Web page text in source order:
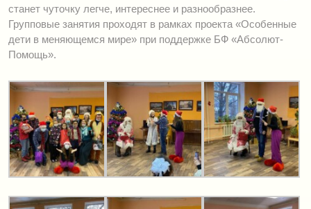
станет чуточку легче, интереснее и разнообразнее.
Групповые занятия проходят в рамках проекта «Особенные
дети в меняющемся мире» при поддержке БФ «Абсолют-
Помощь».